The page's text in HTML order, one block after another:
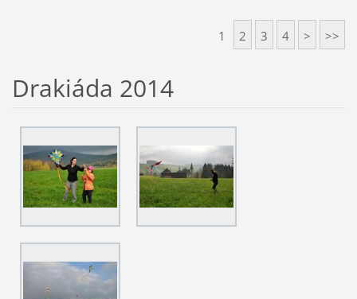
1 2 3 4 > >>
Drakiáda 2014